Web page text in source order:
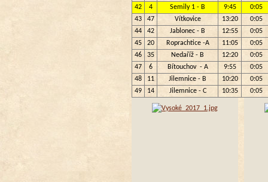
42
4 Semily 1 - B 9:45
0:05
43
47 Vítkovice 13:20
0:05
44
42 Jablonec - B 12:55
0:05
45
20 Roprachtice -A 11:05
0:05
46
35 Nedaříž - B 12:20
0:05
47
6 Bítouchov - A 9:55
0:05
48
11 Jilemnice - B 10:20
0:05
49
14 Jilemnice - C 10:35 0:05